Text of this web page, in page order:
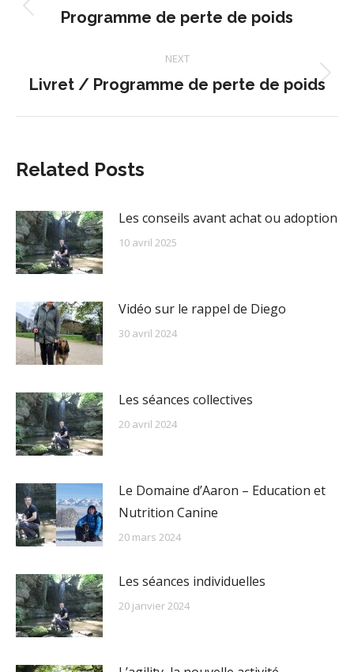
navigation Previous
Programme de perte de poids
NEXT
Next
Livret / Programme de perte de poids
Related Posts
Les conseils avant achat ou adoption
10 avril 2025
Vidéo sur le rappel de Diego
30 avril 2024
Les séances collectives
20 avril 2024
Le Domaine d’Aaron – Education et
Nutrition Canine
20 mars 2024
Les séances individuelles
20 janvier 2024